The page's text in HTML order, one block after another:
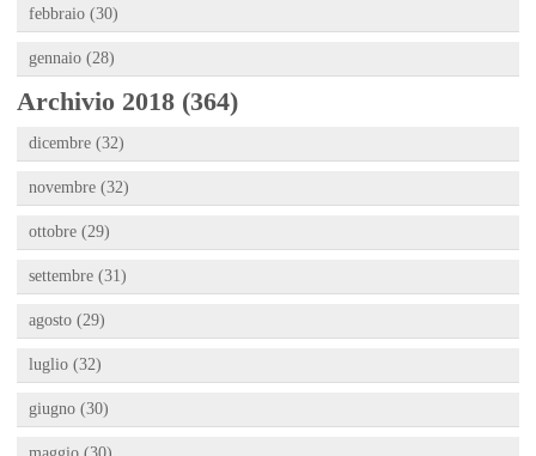
febbraio (30)
gennaio (28)
Archivio 2018 (364)
dicembre (32)
novembre (32)
ottobre (29)
settembre (31)
agosto (29)
luglio (32)
giugno (30)